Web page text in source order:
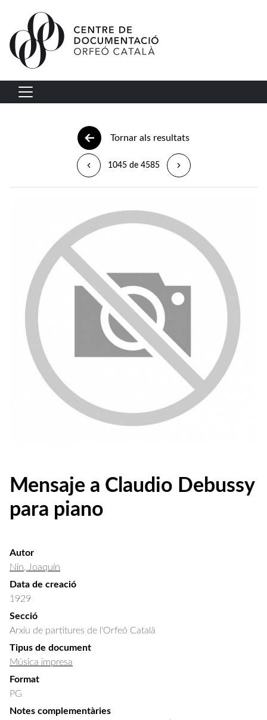
Vés al contingut
Navegació principal
Tornar als resultats
1045 de 4585
Mensaje a Claudio Debussy
para piano
Autor
Nin, Joaquín
Data de creació
1929
Secció
Arxiu de partitures de l'Orfeó Català
Tipus de document
Música impresa
Format
PG
Notes complementàries